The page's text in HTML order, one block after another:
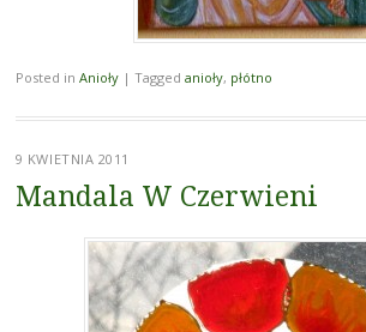
Posted in Anioły | Tagged anioły, płótno
9 KWIETNIA 2011
Mandala W Czerwieni